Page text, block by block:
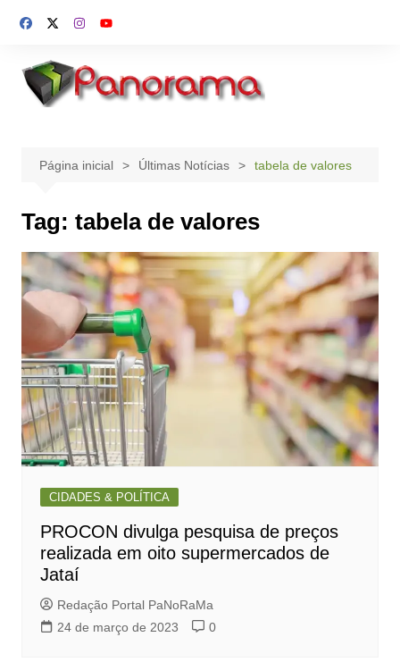
para
conteúdo
Página inicial Últimas Notícias tabela de valores
Tag: tabela de valores
CIDADES & POLÍTICA
PROCON divulga pesquisa de preços
realizada em oito supermercados de
Jataí
Redação Portal PaNoRaMa
24 de março de 2023
0